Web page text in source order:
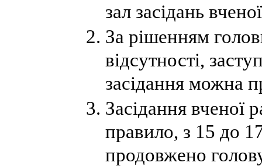
зал засідань
За рішенням
відсутності,
засідання можна
Засідання вченої
правило, з 15 до
продовжено